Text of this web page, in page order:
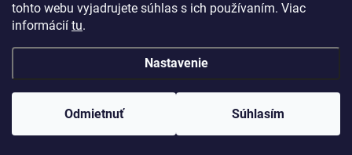
tohto webu vyjadrujete súhlas s ich používaním. Viac
informácií tu.
Nastavenie
Odmietnuť Súhlasím
Odstúpenie od zmluvy
Vytvoril Shoptet
Copyright 2026Svetoveklbka.sk . Všetky práva vyhradené.